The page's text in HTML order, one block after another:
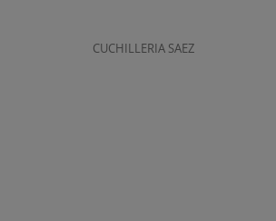
CUCHILLERIA SAEZ